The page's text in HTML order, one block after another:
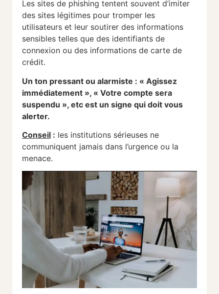
Les sites de phishing tentent souvent d’imiter
des sites légitimes pour tromper les
utilisateurs et leur soutirer des informations
sensibles telles que des identifiants de
connexion ou des informations de carte de
crédit.
Un ton pressant ou alarmiste : « Agissez
immédiatement », « Votre compte sera
suspendu », etc est un signe qui doit vous
alerter.
Conseil : les institutions sérieuses ne
communiquent jamais dans l’urgence ou la
menace.